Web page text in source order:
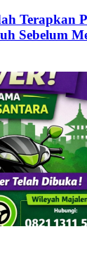
Terapkan
Sebelum